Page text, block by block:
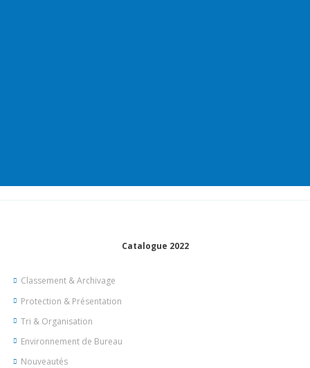
Catalogue 2022
Classement & Archivage
Protection & Présentation
Tri & Organisation
Environnement de Bureau
Nouveautés